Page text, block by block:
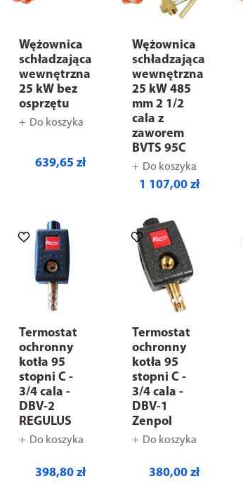
Wężownica
schładzająca
wewnętrzna
25 kW bez
osprzętu
Do koszyka
639,65 zł
Wężownica
schładzająca
wewnętrzna
25 kW 485
mm 2 1/2
cala z
zaworem
BVTS 95C
Do koszyka
1 107,00 zł
Termostat
ochronny
kotła 95
stopni C -
3/4 cala -
DBV-2
REGULUS
Do koszyka
398,80 zł
Termostat
ochronny
kotła 95
stopni C -
3/4 cala -
DBV-1
Zenpol
Do koszyka
380,00 zł